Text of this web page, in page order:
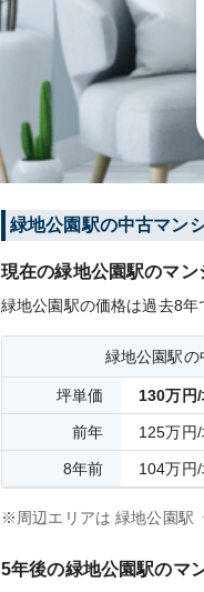
緑地公園駅の中古マン
現在の緑地公園駅のマン
緑地公園駅の価格は過去8年
緑地公園駅の
坪単価 130万円
前年 125万円
8年前 104万円
※周辺エリアは 緑地公園駅
5年後の緑地公園駅のマ